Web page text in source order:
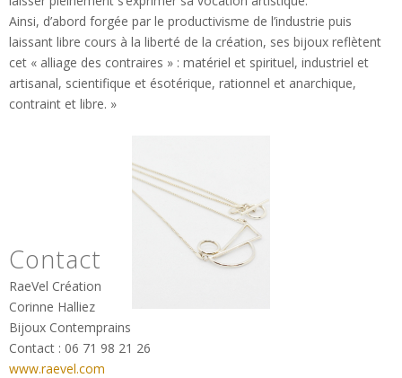
Ainsi, d’abord forgée par le productivisme de l’industrie puis
laissant libre cours à la liberté de la création, ses bijoux reflètent
cet « alliage des contraires » : matériel et spirituel, industriel et
artisanal, scientifique et ésotérique, rationnel et anarchique,
contraint et libre. »
Contact
RaeVel Création
Corinne Halliez
Bijoux Contemprains
Contact : 06 71 98 21 26
www.raevel.com